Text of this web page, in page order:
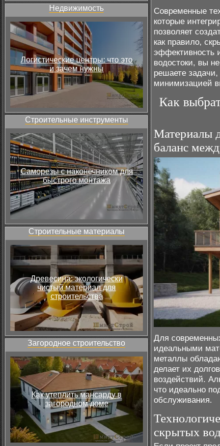
Недвижимость
Логистические центры: что это
и зачем нужны
Строительные инструменты
Саморезы с наконечником для
быстрого монтажа
Строительные материалы
Древесина: экологически
чистый материал для
строительства
Загородное строительство
Как утеплить мансарду в
загородном доме
Современные
которые
позволяет
как правило,
эффективность
водостоки, вы
решаете
минимизацией
Как
Материалы
баланс
Для
идеальными
металлы
делает их
воздействий.
что идеально
обслуживания.
скрытых